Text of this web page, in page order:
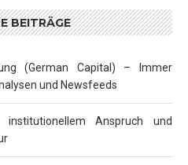
BEITRÄGE
(German Capital) – Immer
und Newsfeeds
institutionellem Anspruch und